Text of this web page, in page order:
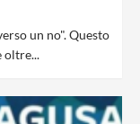
un no". Questo
oltre...